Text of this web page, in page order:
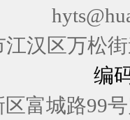
江汉区万松
编
新区富